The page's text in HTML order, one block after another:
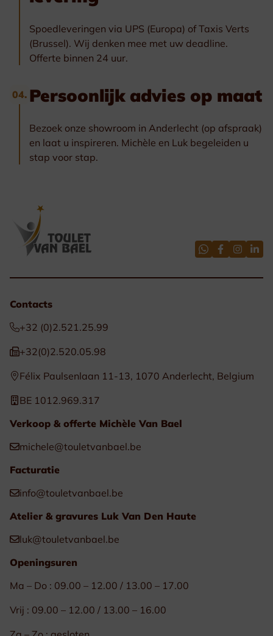
Spoedleveringen via UPS (Europa) of Taxis Verts
(Brussel). Wij denken mee met uw deadline.
Offerte binnen 24 uur.
04. Persoonlijk advies op maat
Bezoek onze showroom in Anderlecht (op afspraak)
en laat u inspireren. Michèle en Luk begeleiden u
stap voor stap.
Contacts
+32 (0)2.521.25.99
+32(0)2.520.05.98
Félix Paulsenlaan 11-13, 1070 Anderlecht, Belgium
BE 1012.969.317
Verkoop & offerte Michèle Van Bael
michele@touletvanbael.be
Facturatie
info@touletvanbael.be
Atelier & gravures Luk Van Den Haute
luk@touletvanbael.be
Openingsuren
Ma – Do : 09.00 – 12.00 / 13.00 – 17.00
Vrij : 09.00 – 12.00 / 13.00 – 16.00